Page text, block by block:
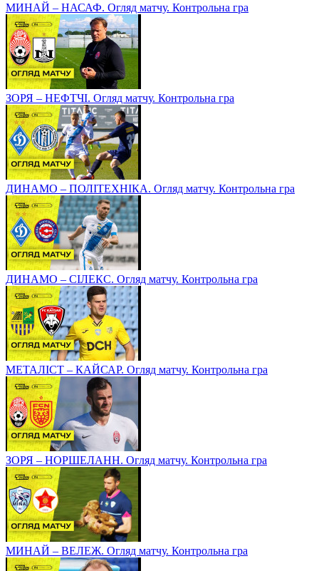
МИНАЙ – НАСАФ. Огляд матчу. Контрольна гра
ЗОРЯ – НЕФТЧІ. Огляд матчу. Контрольна гра
ДИНАМО – ПОЛІТЕХНІКА. Огляд матчу. Контрольна гра
ДИНАМО – СІЛЕКС. Огляд матчу. Контрольна гра
МЕТАЛІСТ – КАЙСАР. Огляд матчу. Контрольна гра
ЗОРЯ – НОРШЕЛАНН. Огляд матчу. Контрольна гра
МИНАЙ – ВЕЛЕЖ. Огляд матчу. Контрольна гра